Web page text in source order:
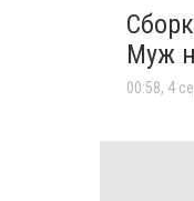
Муж
00:58, 4